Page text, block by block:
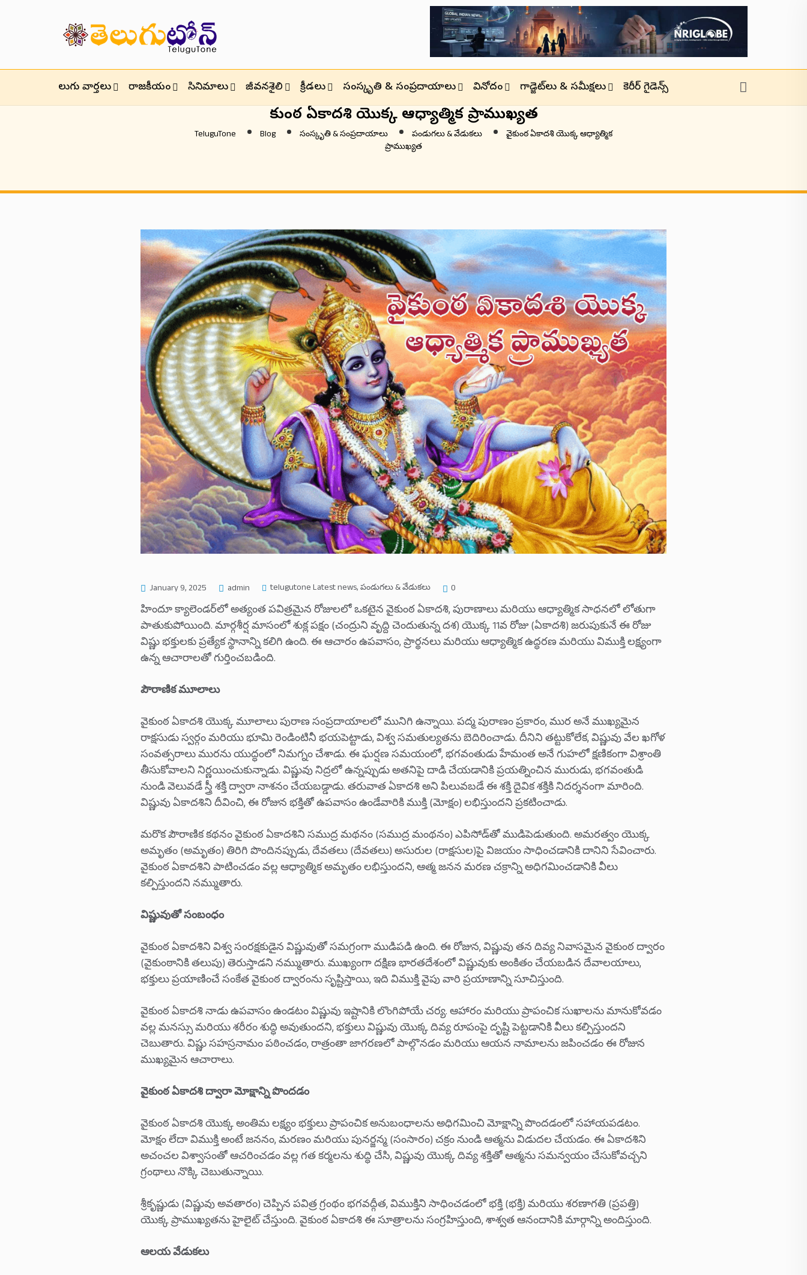
తెలుగు వార్తలు రాజకీయం సినిమాలు జీవనశైలి క్రీడలు సంస్కృతి & సంప్రదాయాలు వినోదం గాడ్జెట్‌లు & సమీక్షలు కెరీర్ గైడెన్స్
వైకుంఠ ఏకాదశి యొక్క ఆధ్యాత్మిక ప్రాముఖ్యత
TeluguTone Blog సంస్కృతి & సంప్రదాయాలు పండుగలు & వేడుకలు
వైకుంఠ ఏకాదశి యొక్క ఆధ్యాత్మిక
ప్రాముఖ్యత
January 9, 2025 admin telugutone Latest news,పండుగలు & వేడుకలు 0
హిందూ క్యాలెండర్‌లో అత్యంత పవిత్రమైన రోజులలో ఒకటైన వైకుంఠ ఏకాదశి, పురాణాలు మరియు ఆధ్యాత్మిక సాధనలో లోతుగా
పాతుకుపోయింది. మార్గశీర్ష మాసంలో శుక్ల పక్షం (చంద్రుని వృద్ది చెందుతున్న దశ) యొక్క 11వ రోజు (ఏకాదశి) జరుపుకునే ఈ రోజు
విష్ణు భక్తులకు ప్రత్యేక స్థానాన్ని కలిగి ఉంది. ఈ ఆచారం ఉపవాసం, ప్రార్థనలు మరియు ఆధ్యాత్మిక ఉద్ధరణ మరియు విముక్తి లక్ష్యంగా
ఉన్న ఆచారాలతో గుర్తించబడింది.
పౌరాణిక మూలాలు
వైకుంఠ ఏకాదశి యొక్క మూలాలు పురాణ సంప్రదాయాలలో మునిగి ఉన్నాయి. పద్మ పురాణం ప్రకారం, ముర అనే ముఖ్యమైన
రాక్షసుడు స్వర్గం మరియు భూమి రెండింటినీ భయపెట్టాడు, విశ్వ సమతుల్యతను బెదిరించాడు. దీనిని తట్టుకోలేక, విష్ణువు వేల ఖగోళ
సంవత్సరాలు మురను యుద్ధంలో నిమగ్నం చేశాడు. ఈ ఘర్షణ సమయంలో, భగవంతుడు హేమంత అనే గుహలో క్షణికంగా విశ్రాంతి
తీసుకోవాలని నిర్ణయించుకున్నాడు. విష్ణువు నిద్రలో ఉన్నప్పుడు అతనిపై దాడి చేయడానికి ప్రయత్నించిన మురుడు, భగవంతుడి
నుండి వెలువడే స్త్రీ శక్తి ద్వారా నాశనం చేయబడ్డాడు. తరువాత ఏకాదశి అని పిలువబడే ఈ శక్తి దైవిక శక్తికి నిదర్శనంగా మారింది.
విష్ణువు ఏకాదశిని దీవించి, ఈ రోజున భక్తితో ఉపవాసం ఉండేవారికి ముక్తి (మోక్షం) లభిస్తుందని ప్రకటించాడు.
మరొక పౌరాణిక కథనం వైకుంఠ ఏకాదశిని సముద్ర మథనం (సముద్ర మంథనం) ఎపిసోడ్‌తో ముడిపెడుతుంది. అమరత్వం యొక్క
అమృతం (అమృతం) తిరిగి పొందినప్పుడు, దేవతలు (దేవతలు) అసురుల (రాక్షసుల)పై విజయం సాధించడానికి దానిని సేవించారు.
వైకుంఠ ఏకాదశిని పాటించడం వల్ల ఆధ్యాత్మిక అమృతం లభిస్తుందని, ఆత్మ జనన మరణ చక్రాన్ని అధిగమించడానికి వీలు
కల్పిస్తుందని నమ్ముతారు.
విష్ణువుతో సంబంధం
వైకుంఠ ఏకాదశిని విశ్వ సంరక్షకుడైన విష్ణువుతో సమగ్రంగా ముడిపడి ఉంది. ఈ రోజున, విష్ణువు తన దివ్య నివాసమైన వైకుంఠ ద్వారం
(వైకుంఠానికి తలుపు) తెరుస్తాడని నమ్ముతారు. ముఖ్యంగా దక్షిణ భారతదేశంలో విష్ణువుకు అంకితం చేయబడిన దేవాలయాలు,
భక్తులు ప్రయాణించే సంకేత వైకుంఠ ద్వారంను సృష్టిస్తాయి, ఇది విముక్తి వైపు వారి ప్రయాణాన్ని సూచిస్తుంది.
వైకుంఠ ఏకాదశి నాడు ఉపవాసం ఉండటం విష్ణువు ఇష్టానికి లొంగిపోయే చర్య. ఆహారం మరియు ప్రాపంచిక సుఖాలను మానుకోవడం
వల్ల మనస్సు మరియు శరీరం శుద్ధి అవుతుందని, భక్తులు విష్ణువు యొక్క దివ్య రూపంపై దృష్టి పెట్టడానికి వీలు కల్పిస్తుందని
చెబుతారు. విష్ణు సహస్రనామం పఠించడం, రాత్రంతా జాగరణలో పాల్గొనడం మరియు ఆయన నామాలను జపించడం ఈ రోజున
ముఖ్యమైన ఆచారాలు.
వైకుంఠ ఏకాదశి ద్వారా మోక్షాన్ని పొందడం
వైకుంఠ ఏకాదశి యొక్క అంతిమ లక్ష్యం భక్తులు ప్రాపంచిక అనుబంధాలను అధిగమించి మోక్షాన్ని పొందడంలో సహాయపడటం.
మోక్షం లేదా విముక్తి అంటే జననం, మరణం మరియు పునర్జన్మ (సంసారం) చక్రం నుండి ఆత్మను విడుదల చేయడం. ఈ ఏకాదశిని
అచంచల విశ్వాసంతో ఆచరించడం వల్ల గత కర్మలను శుద్ధి చేసి, విష్ణువు యొక్క దివ్య శక్తితో ఆత్మను సమన్వయం చేసుకోవచ్చని
గ్రంథాలు నొక్కి చెబుతున్నాయి.
శ్రీకృష్ణుడు (విష్ణువు అవతారం) చెప్పిన పవిత్ర గ్రంథం భగవద్గీత, విముక్తిని సాధించడంలో భక్తి (భక్తి) మరియు శరణాగతి (ప్రపత్తి)
యొక్క ప్రాముఖ్యతను హైలైట్ చేస్తుంది. వైకుంఠ ఏకాదశి ఈ సూత్రాలను సంగ్రహిస్తుంది, శాశ్వత ఆనందానికి మార్గాన్ని అందిస్తుంది.
ఆలయ వేడుకలు